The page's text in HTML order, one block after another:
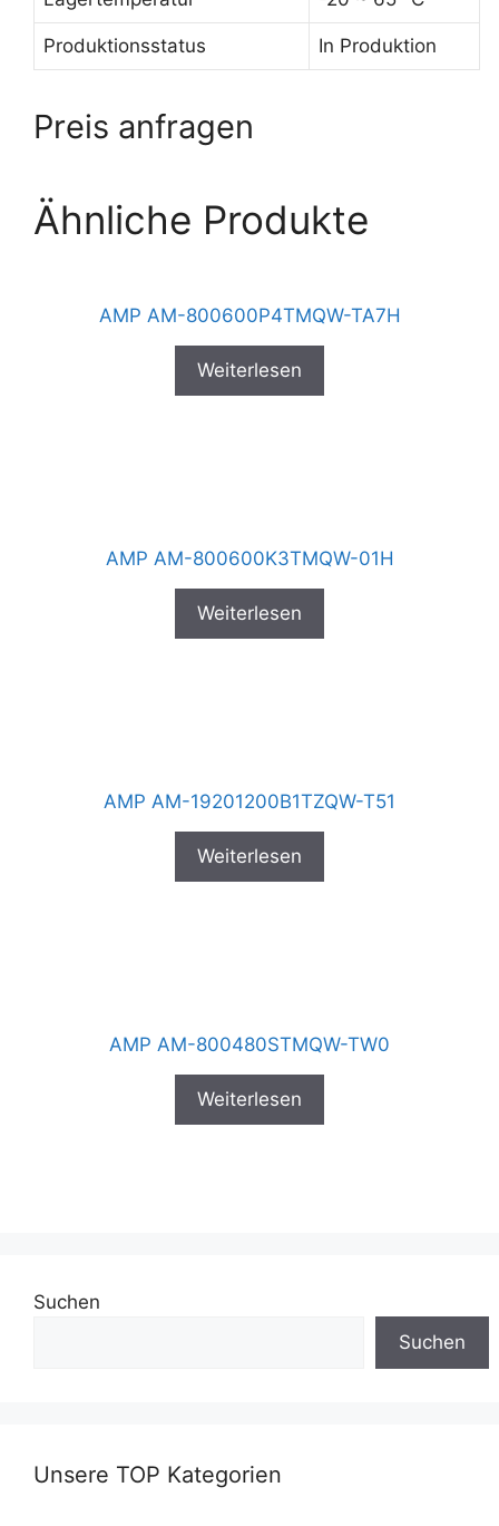
Produktionsstatus In Produktion
Preis anfragen
Ähnliche Produkte
AMP AM-800600P4TMQW-TA7H
Weiterlesen
AMP AM-800600K3TMQW-01H
Weiterlesen
AMP AM-19201200B1TZQW-T51
Weiterlesen
AMP AM-800480STMQW-TW0
Weiterlesen
Suchen
Suchen
Unsere TOP Kategorien